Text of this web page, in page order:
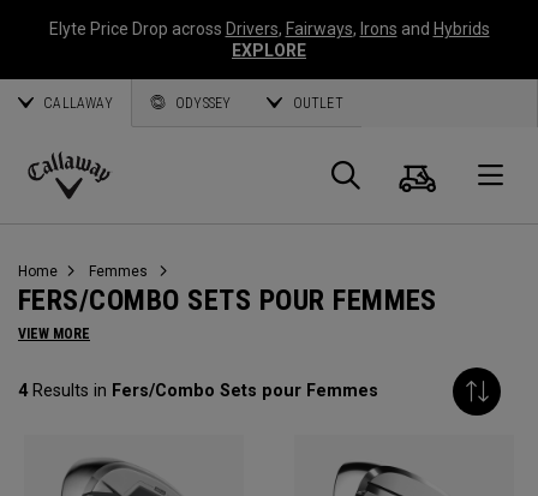
Elyte Price Drop across Drivers, Fairways, Irons and Hybrids
EXPLORE
CALLAWAY ODYSSEY OUTLET
Callaway
Panier
Home Femmes
FERS/COMBO SETS POUR FEMMES
VIEW MORE
4Results in Fers/Combo Sets pour Femmes